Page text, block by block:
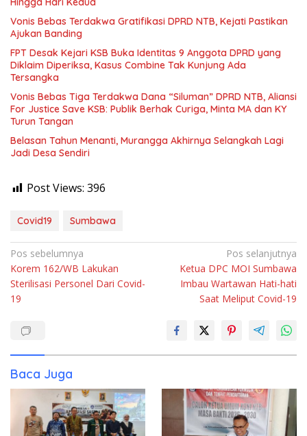
Vonis Bebas Terdakwa Gratifikasi DPRD NTB, Kejati Pastikan
Ajukan Banding
FPT Desak Kejari KSB Buka Identitas 9 Anggota DPRD yang
Diklaim Diperiksa, Kasus Combine Tak Kunjung Ada
Tersangka
Vonis Bebas Tiga Terdakwa Dana “Siluman” DPRD NTB, Aliansi
For Justice Save KSB: Publik Berhak Curiga, Minta MA dan KY
Turun Tangan
Belasan Tahun Menanti, Murangga Akhirnya Selangkah Lagi
Jadi Desa Sendiri
Post Views: 396
Covid19 Sumbawa
Navigasi
pos
Pos sebelumnya
Korem 162/WB Lakukan
Sterilisasi Personel Dari Covid-
19
Pos selanjutnya
Ketua DPC MOI Sumbawa
Imbau Wartawan Hati-hati
Saat Meliput Covid-19
Baca Juga